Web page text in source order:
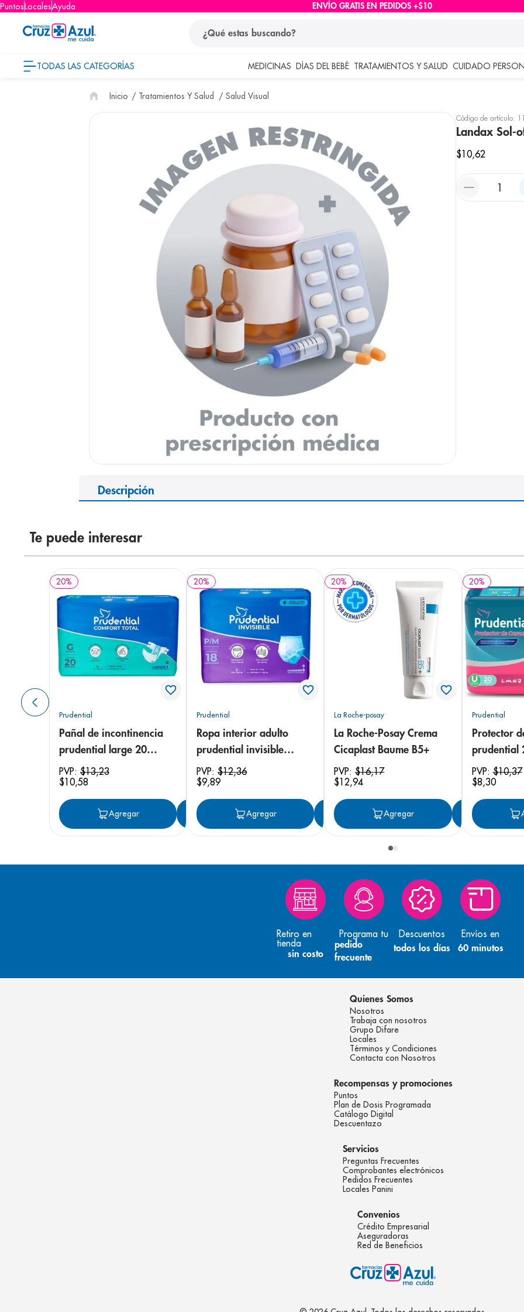
PuntosLocalesAyuda ENVÍO GRATIS EN PEDIDOS +$10
TODAS LAS CATEGORÍAS MEDICINAS DÍAS DEL BEBÉ TRATAMIENTOS Y SALUD CUIDADO
Tratamientos Y Salud Salud Visual
Código de artículo:
Landax Sol-
$10,62
Descripción
Te puede interesar
20%
Prudential
Pañal de incontinencia
prudential large 20
unidades
PVP: $13,23
$10,58
Agregar Agregar
20%
Prudential
Ropa interior adulto
prudential invisible
small/medium 18
unidades
PVP:$12,36
$9,89
Agregar Agregar
20%
La Roche-posay
La Roche-Posay Crema
Cicaplast Baume B5+
PVP:$16,17
$12,94
Agregar
20%
Prudential
Protector
prudential
PVP:$10,37
$8,30
Retiro en
tienda
sin costo
Programa tu
pedido
frecuente
Descuentos
todos los días
Envíos en
60 minutos
Quienes Somos
Nosotros
Trabaja con nosotros
Grupo Difare
Locales
Términos y Condiciones
Contacta con Nosotros
Recompensas y promociones
Puntos
Plan de Dosis Programada
Catálogo Digital
Descuentazo
Servicios
Preguntas Frecuentes
Comprobantes electrónicos
Pedidos Frecuentes
Locales Panini
Convenios
Crédito Empresarial
Aseguradoras
Red de Beneficios
términos más buscados
1 protector solar
3. eucerin
4
5
bioderma
shampoo
desodorante
pediasure
panolini